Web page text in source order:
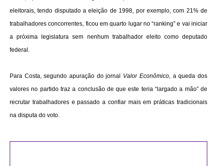
eleitorais, tendo disputado a eleição de 1998, por exemplo, com 21% de
trabalhadores concorrentes, ficou em quarto lugar no “ranking” e vai iniciar
a próxima legislatura sem nenhum trabalhador eleito como deputado
federal.
Para Costa, segundo apuração do jornal Valor Econômico, a queda dos
valores no partido traz a conclusão de que este teria “largado a mão” de
recrutar trabalhadores e passado a confiar mais em práticas tradicionais
na disputa do voto.